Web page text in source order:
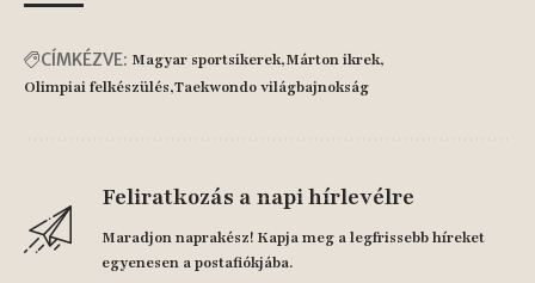
CÍMKÉZVE: Magyar sportsikerek Márton ikrek
Olimpiai felkészülés Taekwondo világbajnokság
Feliratkozás a napi hírlevélre
Maradjon naprakész! Kapja meg a legfrissebb híreket
egyenesen a postafiókjába.